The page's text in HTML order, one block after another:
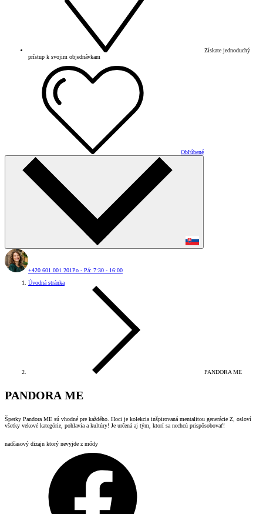
Získate jednoduchý
prístup k svojim objednávkam
Obľúbené
+420 601 001 201Po - Pá: 7:30 - 16:00
Úvodná stránka
PANDORA ME
PANDORA ME
Šperky Pandora ME sú vhodné pre každého. Hoci je kolekcia inšpirovaná mentalitou generácie Z, osloví
všetky vekové kategórie, pohlavia a kultúry! Je určená aj tým, ktorí sa nechcú prispôsobovať!
nadčasový dizajn ktorý nevyjde z módy